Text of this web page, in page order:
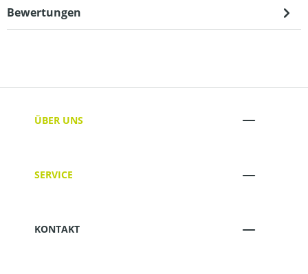
Bewertungen
ÜBER UNS
SERVICE
KONTAKT